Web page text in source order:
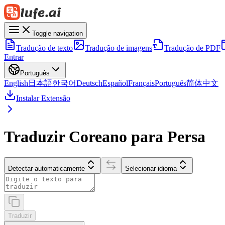
Toggle navigation
Tradução de texto Tradução de imagens Tradução de PDF
Entrar
Português
English 日本語한국어DeutschEspañolFrançaisPortuguês简体中文
Instalar Extensão
Traduzir Coreano para Persa
Detectar automaticamente Selecionar idioma
Traduzir